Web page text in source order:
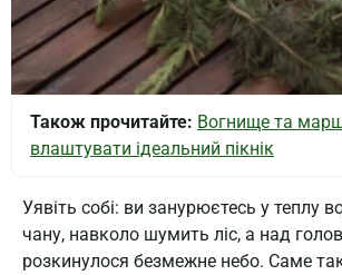
Також прочитайте: Вогнище та
влаштувати ідеальний пікнік
Уявіть собі: ви занурюєтесь у теплу
чану, навколо шумить ліс, а над
розкинулося безмежне небо. Саме